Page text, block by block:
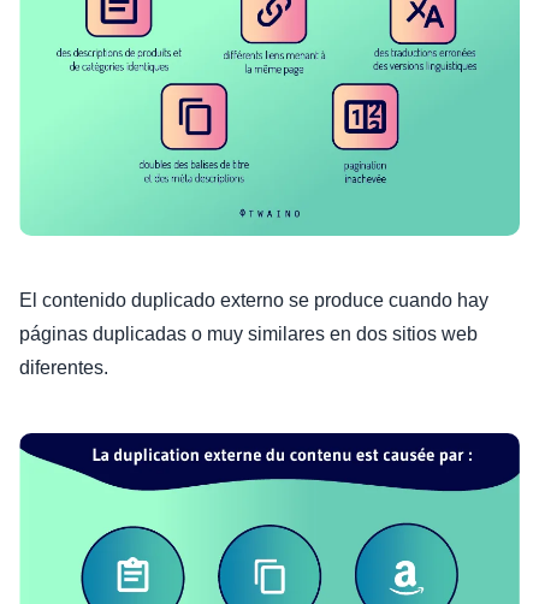
El contenido duplicado externo se produce cuando hay
páginas duplicadas o muy similares en dos sitios web
diferentes.